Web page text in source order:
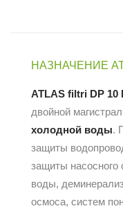
НАЗНАЧЕНИЕ
ATLAS filtri DP 10
двойной
холодной воды.
защиты
защиты насосного
воды,
осмоса, систем